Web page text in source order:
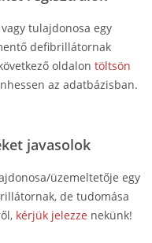
tulajdonosa egy
defibrillátornak
oldalon töltsön
az adatbázisban.
javasolok
üzemeltetője egy
de tudomása
kérjük jelezze nekünk!